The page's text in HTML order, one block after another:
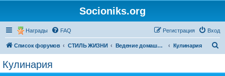
Socioniks.org
Награды FAQ Вход
Регистрация
Список форумов СТИЛЬ ЖИЗНИ Ведение домашнего хозяйства Кулинария
Кулинария